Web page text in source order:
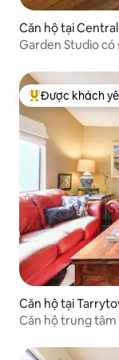
Căn hộ tại
Garden Studio có
Được khách yêu
Được khách
Căn hộ tại
Căn hộ trung tâm